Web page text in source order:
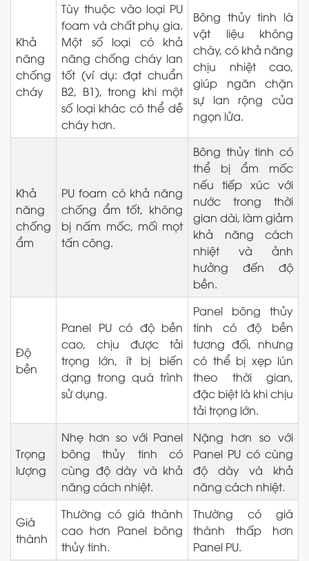
Khả
năng
chống
cháy
Tùy thuộc vào loại PU
foam và chất phụ gia.
Một số loại có khả
năng chống cháy lan
tốt (ví dụ: đạt chuẩn
B2, B1), trong khi một
số loại khác có thể dễ
cháy hơn.
Bông thủy tinh là
vật liệu không
cháy, có khả năng
chịu nhiệt cao,
giúp ngăn chặn
sự lan rộng của
ngọn lửa.
Khả
năng
chống
ẩm
PU foam có khả năng
chống ẩm tốt, không
bị nấm mốc, mối mọt
tấn công.
Bông thủy tinh có
thể bị ẩm mốc
nếu tiếp xúc với
nước trong thời
gian dài, làm giảm
khả năng cách
nhiệt và ảnh
hưởng đến độ
bền.
Độ
bền
Panel PU có độ bền
cao, chịu được tải
trọng lớn, ít bị biến
dạng trong quá trình
sử dụng.
Panel bông thủy
tinh có độ bền
tương đối, nhưng
có thể bị xẹp lún
theo thời gian,
đặc biệt là khi chịu
tải trọng lớn.
Trọng
lượng
Nhẹ hơn so với Panel
bông thủy tinh có
cùng độ dày và khả
năng cách nhiệt.
Nặng hơn so với
Panel PU có cùng
độ dày và khả
năng cách nhiệt.
Giá
thành
Thường có giá thành
cao hơn Panel bông
thủy tinh.
Thường có giá
thành thấp hơn
Panel PU.